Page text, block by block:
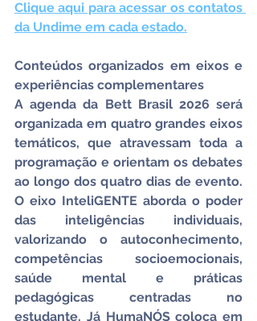
Clique aqui para acessar os contatos
da Undime em cada estado.
Conteúdos organizados em eixos e
experiências complementares
A agenda da Bett Brasil 2026 será
organizada em quatro grandes eixos
temáticos, que atravessam toda a
programação e orientam os debates
ao longo dos quatro dias de evento.
O eixo InteliGENTE aborda o poder
das inteligências individuais,
valorizando o autoconhecimento,
competências socioemocionais,
saúde mental e práticas
pedagógicas centradas no
estudante. Já HumaNÓS coloca em